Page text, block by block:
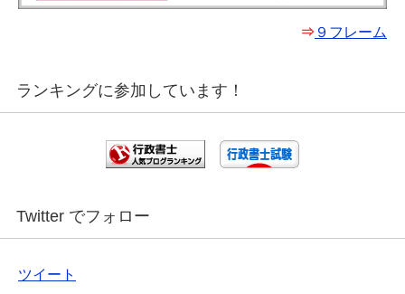
⇒ ９フレーム
ランキングに参加しています！
Twitter でフォロー
ツイート